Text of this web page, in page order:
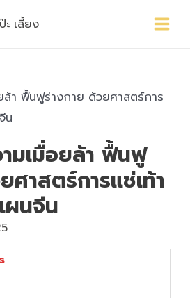
Menu
มเมื่อยล้า ฟื้นฟู
ศาสตร์การแช่เท้า
นจีน